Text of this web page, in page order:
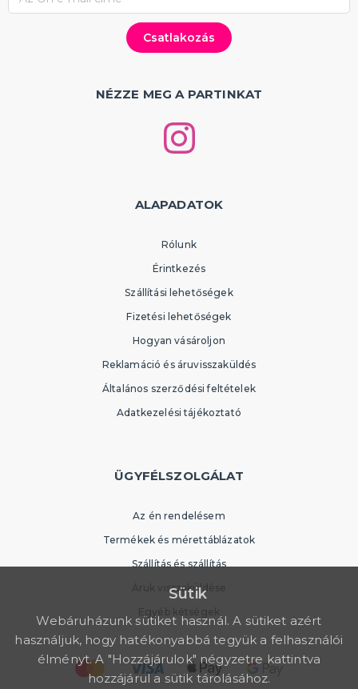
NÉZZE MEG A PARTINKAT
ALAPADATOK
Rólunk
Érintkezés
Szállítási lehetőségek
Fizetési lehetőségek
Hogyan vásároljon
Reklamáció és áruvisszaküldés
Általános szerződési feltételek
Adatkezelési tájékoztató
ÜGYFÉLSZOLGÁLAT
Az én rendelésem
Termékek és mérettáblázatok
Szállítás és szállítás
Áruk visszaküldése
Egyéb kétségek
Sütik
Webáruházunk sütiket használ. A sütiket azért
használjuk, hogy hatékonyabbá tegyük a felhasználói
élményt. A "Hozzájárulok" négyzetre kattintva
hozzájárul a sütik tárolásához.